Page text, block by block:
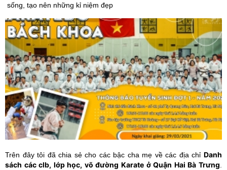
sống, tạo nên những kỉ niệm đẹp
Trên đây tôi đã chia sẻ cho các bậc cha mẹ về các địa chỉ Danh
sách các clb, lớp học, võ đường Karate ở Quận Hai Bà Trưng